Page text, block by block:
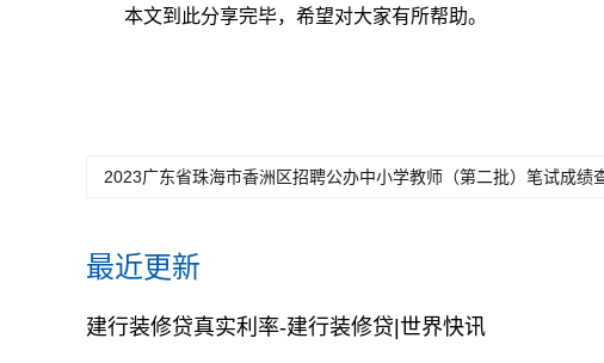
本文到此分享完毕，希望对大家有所帮助。
2023广东省珠海市香洲区招聘公办中小学教师（第二批）笔试成绩
最近更新
建行装修贷真实利率-建行装修贷|世界快讯